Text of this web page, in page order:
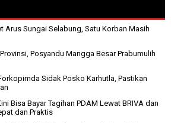
Arus Sungai Selabung, Satu Korban Masih
Posyandu Mangga Besar Prabumulih
Sidak Posko Karhutla, Pastikan
Bisa Bayar Tagihan PDAM Lewat BRIVA dan
dan Praktis